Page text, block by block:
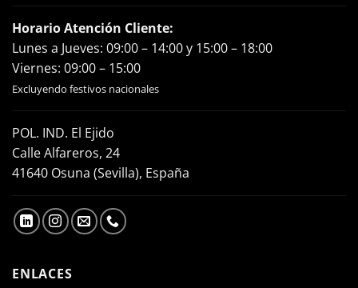
Horario Atención Cliente:
Lunes a Jueves: 09:00 – 14:00 y 15:00 – 18:00
Viernes: 09:00 – 15:00
Excluyendo festivos nacionales
POL. IND. El Ejido
Calle Alfareros, 24
41640 Osuna (Sevilla), España
ENLACES